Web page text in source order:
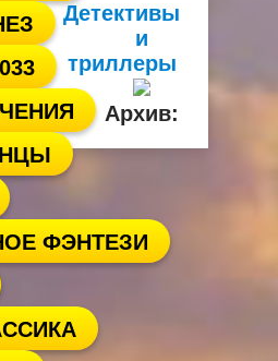
ФЭНТЕЗИ
Детективы
и
триллеры
Архив: